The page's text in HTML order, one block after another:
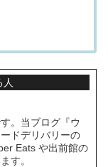
。当ブログ『ウ
ドデリバリーの
Eats や出前館の
す。